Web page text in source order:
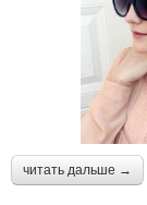
читать дальше →